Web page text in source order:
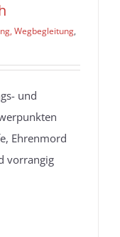
Wegbegleitung,
und
Ehrenmord
vorrangig